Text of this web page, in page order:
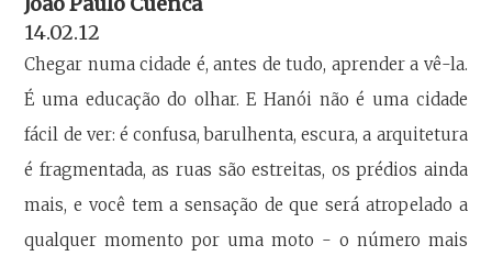
14.02.12
Chegar numa cidade é, antes de tudo, aprender a vê-la.
É uma educação do olhar. E Hanói não é uma cidade
fácil de ver: é confusa, barulhenta, escura, a arquitetura
é fragmentada, as ruas são estreitas, os prédios ainda
mais, e você tem a sensação de que será atropelado a
qualquer momento por uma moto - o número mais